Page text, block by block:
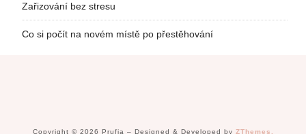
Zařizování bez stresu
Co si počít na novém místě po přestěhování
Copyright © 2026 Prufia – Designed & Developed by ZThemes.